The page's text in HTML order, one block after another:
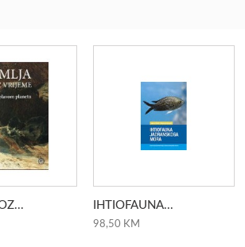
IHTIOFAUNA...
98,50 KM